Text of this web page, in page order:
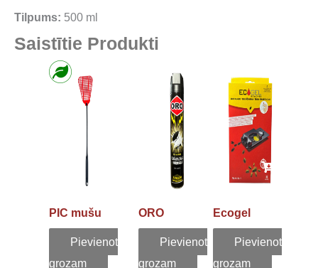
Tilpums: 500 ml
Saistītie Produkti
PIC mušu
Pievienot
grozam
ORO
Pievienot
grozam
Ecogel
Pievienot
grozam